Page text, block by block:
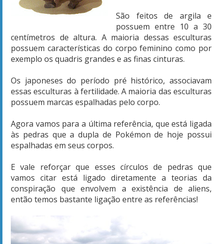
São feitos de argila e
possuem entre 10 a 30
centímetros de altura. A maioria dessas esculturas
possuem características do corpo feminino como por
exemplo os quadris grandes e as finas cinturas.
Os japoneses do período pré histórico, associavam
essas esculturas à fertilidade. A maioria das esculturas
possuem marcas espalhadas pelo corpo.
Agora vamos para a última referência, que está ligada
às pedras que a dupla de Pokémon de hoje possui
espalhadas em seus corpos.
E vale reforçar que esses círculos de pedras que
vamos citar está ligado diretamente a teorias da
conspiração que envolvem a existência de aliens,
então temos bastante ligação entre as referências!